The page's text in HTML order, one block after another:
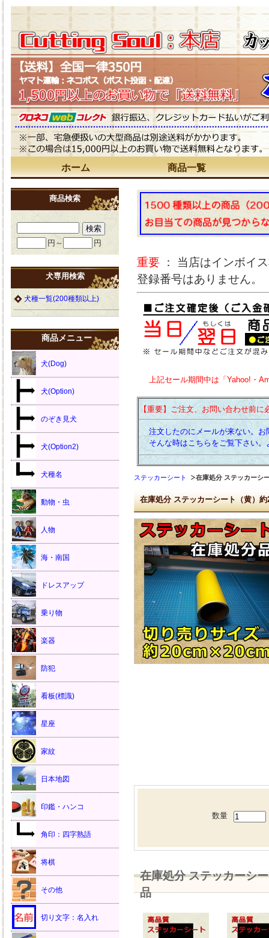
ホーム 商品一覧
重要
： 当店はインボイ
登録番号はありません。
上記セール期間中は「Yahoo!・
【重要】ご注文、お問い合わせ前に
注文したのにメールが来ない。お
そんな時はこちらをご覧下さい。
ステッカーシート 在庫処分 ステッカーシ
在庫処分 ステッカーシート（黄）
数量
在庫処分 ステッカーシ
品
商品検索
円～ 円
犬専用検索
犬種一覧(200種類以上)
商品メニュー
犬(Dog)
犬(Option)
のぞき見犬
犬(Option2)
犬種名
動物・虫
人物
海・南国
ドレスアップ
乗り物
楽器
防犯
看板(標識)
星座
家紋
日本地図
印鑑・ハンコ
角印：四字熟語
将棋
その他
切り文字：名入れ